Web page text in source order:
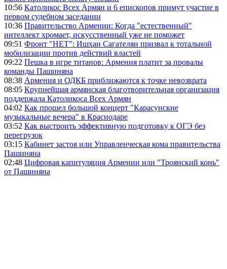
10:56 Католикос Всех Армян и 6 епископов примут участие в
первом судебном заседании
10:36 Правительство Армении: Когда "естественный"
интеллект хромает, искусственный уже не поможет
09:51 Фронт "НЕТ": Ишхан Сагателян призвал к тотальной
мобилизации против действий властей
09:22 Пешка в игре титанов: Армения платит за провалы
команды Пашиняна
08:38 Армения и ОДКБ приближаются к точке невозврата
08:05 Крупнейшая армянская благотворительная организация
поддержала Католикоса Всех Армян
04:02 Как прошел большой концерт "Карасунские
музыкальные вечера" в Краснодаре
03:52 Как выстроить эффективную подготовку к ОГЭ без
перегрузок
03:15 Кабинет застоя или Управленческая кома правительства
Пашиняна
02:48 Цифровая капитуляция Армении или "Троянский конь"
от Пашиняна